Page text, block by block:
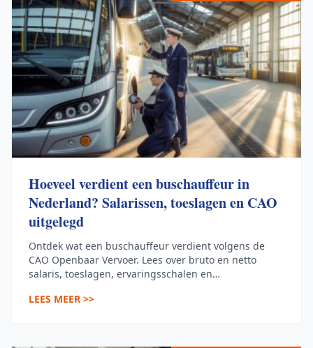
Hoeveel verdient een buschauffeur in
Nederland? Salarissen, toeslagen en CAO
uitgelegd
Ontdek wat een buschauffeur verdient volgens de
CAO Openbaar Vervoer. Lees over bruto en netto
salaris, toeslagen, ervaringsschalen en
LEES MEER >>